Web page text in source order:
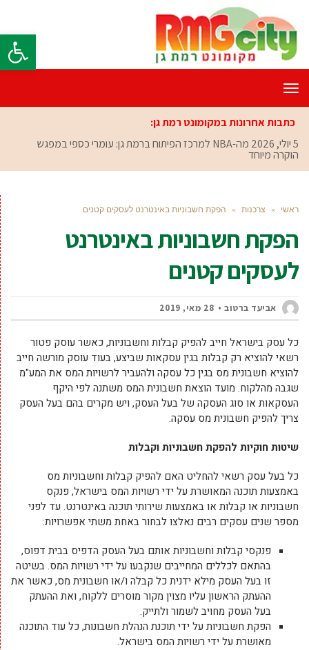
פתח
תפריט
כתבות אחרונות במקומונט רמת גן:
5 יולי, 2026
מה-NBA למרכז הפיתוח ברמת גן: עומרי כספי במפגש
הוקרה מיוחד
ראשי » צרכנות » הפקת חשבוניות באינטרנט לעסקים קטנים
הפקת חשבוניות באינטרנט
לעסקים קטנים
אביעד ברטוב 28 מאי, 2019
כל עסק בישראל חייב להפיק קבלות וחשבוניות, כאשר עוסק פטור
רשאי להוציא רק קבלות בגין עסקאות שביצע, בעוד עוסק מורשה חייב
להוציא חשבונית מס בגין כל עסקה ולהעביר לרשויות המס את המע"מ
שגבה מהלקוח. מועד הוצאת חשבונית המס משתנה לפי היקף
העסקאות או סוג העסקה של בעל העסק, ויש מקרים בהם בעל העסק
צריך להפיק חשבונית מס עסקה.
שיטות חוקיות להפקת חשבוניות וקבלות
כל בעל עסק רשאי להחליט האם להפיק קבלות וחשבוניות מס
באמצעות תוכנה המאושרת על ידי רשויות המס בישראל, פנקס
חשבוניות או קבלות או באמצעות שירותי תוכנה באינטרנט. עד לפני
מספר שנים עסקים רבים נאלצו לבחור באחת משתי אפשרויות:
פנקסי קבלות וחשבוניות אותם בעל העסק הדפיס בבית דפוס,
בהתאם לכללים המחייבים שנקבעו על ידי רשויות המס. בשיטה
זו בעל העסק מילא ידנית כל קבלה ו/או חשבונית מס, כאשר את
ההעתק הראשון עליו מצוין מקור מוסרים ללקוח, ואת ההעתק
בעל העסק מחויב לשמור ולתייק.
הפקת חשבוניות על ידי תוכנת הנהלת חשבונות, כל עוד התוכנה
מאושרת על ידי רשויות המס בישראל.